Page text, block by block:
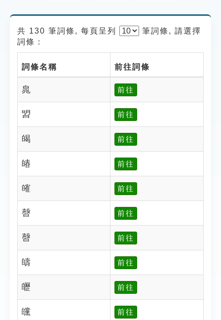
貓頭鷹博士
共 130 筆詞條, 每頁呈列 筆詞條, 請選擇
詞條：
詞條名稱 前往詞條
㿡 前往
㿢 前往
㿣 前往
㿤 前往
㿥 前往
㿦 前往
㿦 前往
㿧 前往
㿨 前往
㿩 前往